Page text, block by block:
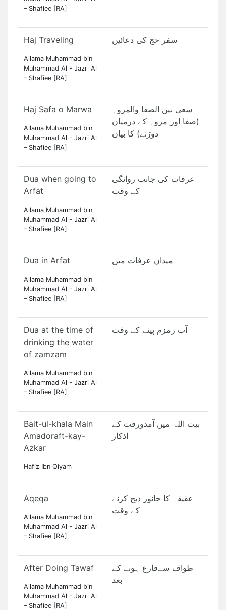
– Shafiee [RA]
Haj Traveling
Allama Muhammad bin
Muhammad Al - Jazri Al
– Shafiee [RA]
سفر حج کی دعائیں
Haj Safa o Marwa
Allama Muhammad bin
Muhammad Al - Jazri Al
– Shafiee [RA]
سعی بین الصفا والمروہ
(صفا اور مروہ کے درمیان
دوڑنے) کا بیان
Dua when going to
Arfat
Allama Muhammad bin
Muhammad Al - Jazri Al
– Shafiee [RA]
عرفات کی جانب روانگی
کے وقت
Dua in Arfat
Allama Muhammad bin
Muhammad Al - Jazri Al
– Shafiee [RA]
میدان عرفات میں
Dua at the time of
drinking the water
of zamzam
Allama Muhammad bin
Muhammad Al - Jazri Al
– Shafiee [RA]
آب زمزم پینے کے وقت
Bait-ul-khala Main
Amadoraft-kay-
Azkar
Hafiz Ibn Qiyam
بیت اللہ میں آمدورفت کے
اذکار
Aqeqa
Allama Muhammad bin
Muhammad Al - Jazri Al
– Shafiee [RA]
عقیقہ کا جانور ذبح کرنے
کے وقت
After Doing Tawaf
Allama Muhammad bin
Muhammad Al - Jazri Al
– Shafiee [RA]
طواف سےفارغ ہونے کے
بعد